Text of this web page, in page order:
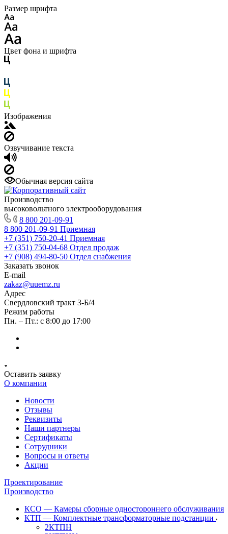
Размер шрифта
Цвет фона и шрифта
Изображения
Озвучивание текста
Обычная версия сайта
Производство
высоковольтного электрооборудования
8 800 201-09-91
8 800 201-09-91 Приемная
+7 (351) 750-20-41 Приемная
+7 (351) 750-04-68 Отдел продаж
+7 (908) 494-80-50 Отдел снабжения
Заказать звонок
E-mail
zakaz@uuemz.ru
Адрес
Свердловский тракт 3-Б/4
Режим работы
Пн. – Пт.: с 8:00 до 17:00
Оставить заявку
О компании
Новости
Отзывы
Реквизиты
Наши партнеры
Сертификаты
Сотрудники
Вопросы и ответы
Акции
Проектирование
Производство
КСО — Камеры сборные одностороннего обслуживания
КТП — Комплектные трансформаторные подстанции
2КТПН